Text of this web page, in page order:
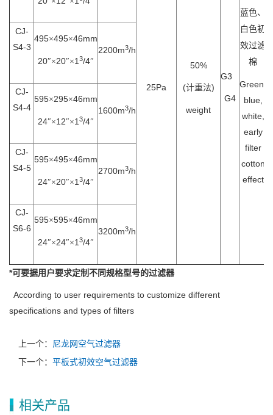
25Pa
50%
(计重法)
weight
G3
G4
蓝色、
白色初
效过滤
棉
Green,
blue,
white,
early
filter
cotton
effect
CJ-
S4-3
495×495×46mm
20″×20″×1 3/4″
2200m3/h
CJ-
S4-4
595×295×46mm
24″×12″×1 3/4″
1600m3/h
CJ-
S4-5
595×495×46mm
24″×20″×1 3/4″
2700m3/h
CJ-
S6-6
595×595×46mm
24″×24″×1 3/4″
3200m3/h
*可要据用户要求定制不同规格型号的过滤器
According to user requirements to customize different
specifications and types of filters
上一个： 尼龙网空气过滤器
下一个： 平板式初效空气过滤器
相关产品